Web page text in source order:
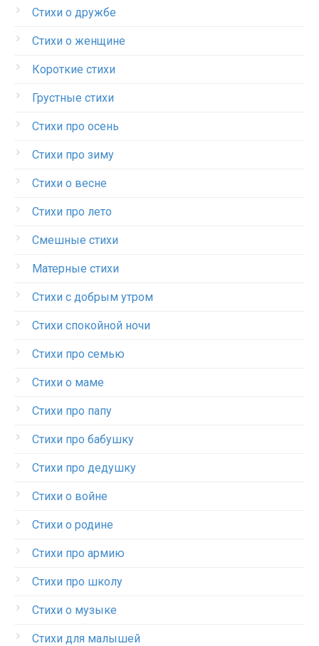
Стихи о дружбе
Стихи о женщине
Короткие стихи
Грустные стихи
Стихи про осень
Стихи про зиму
Стихи о весне
Стихи про лето
Смешные стихи
Матерные стихи
Стихи с добрым утром
Стихи спокойной ночи
Стихи про семью
Стихи о маме
Стихи про папу
Стихи про бабушку
Стихи про дедушку
Стихи о войне
Стихи о родине
Стихи про армию
Стихи про школу
Стихи о музыке
Стихи для малышей